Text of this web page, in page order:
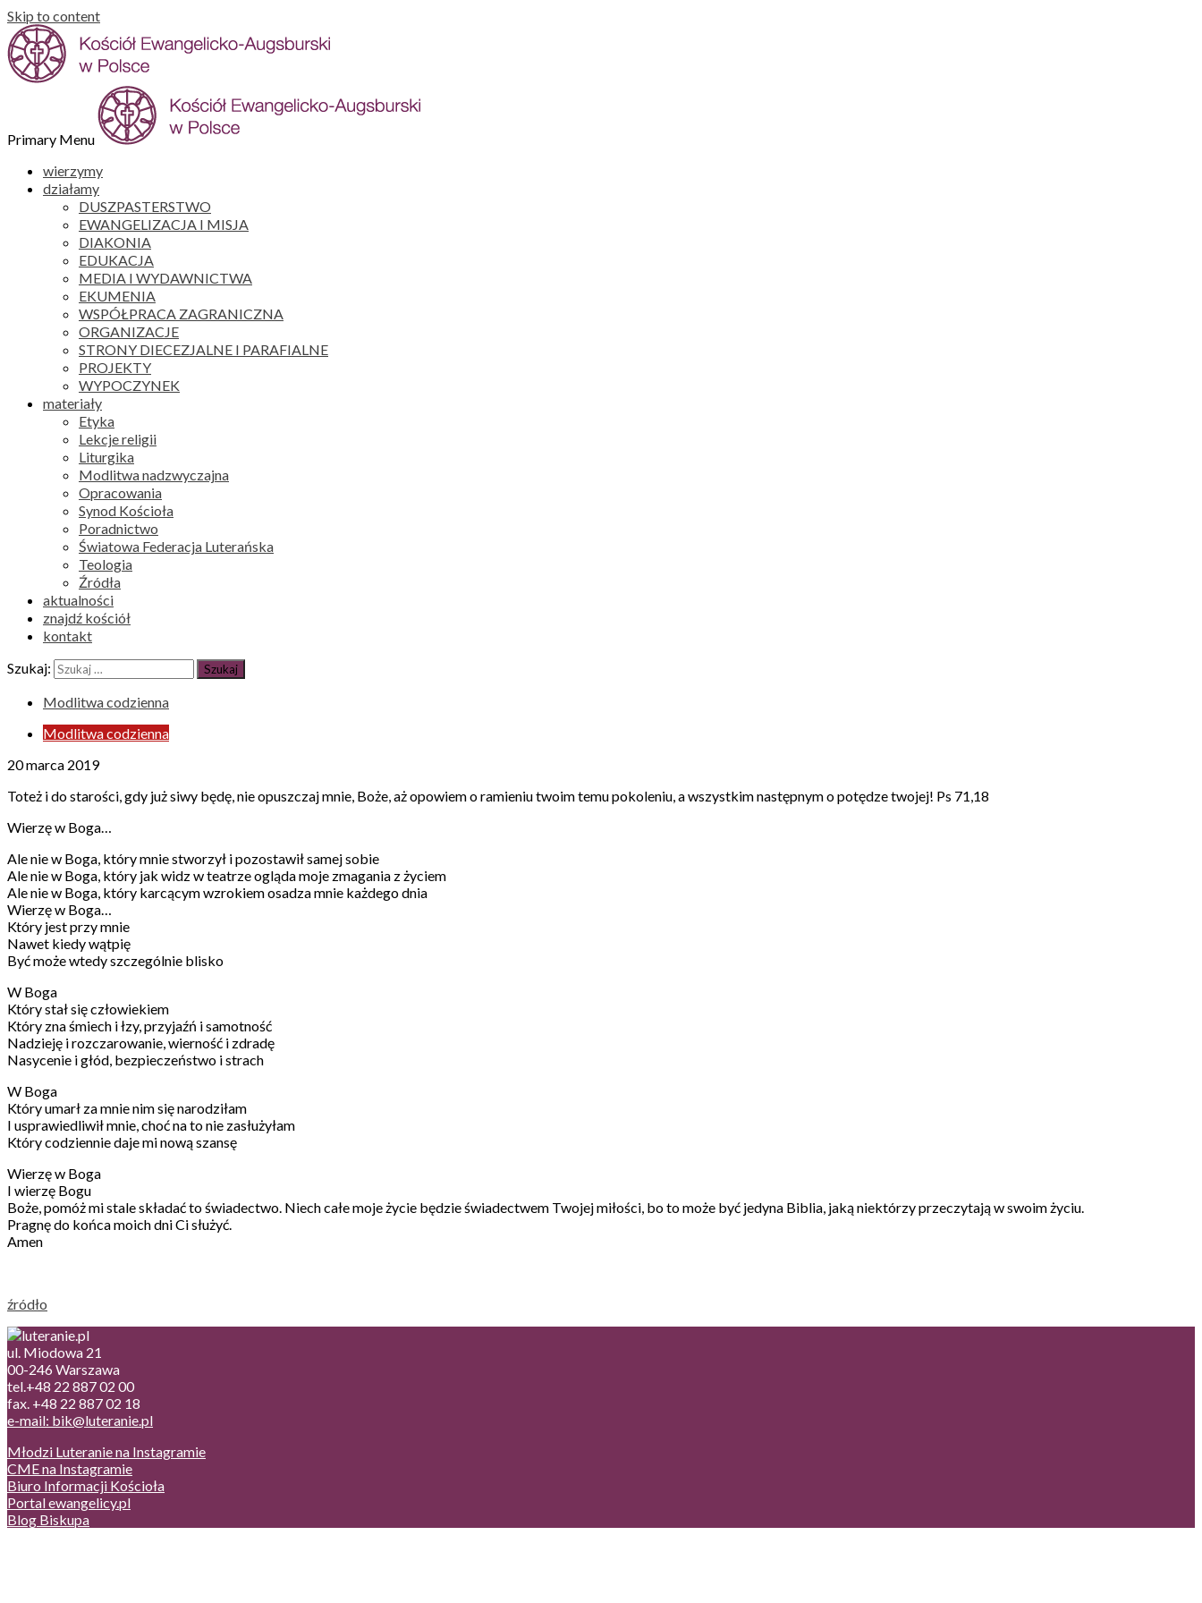
Skip to content
Primary Menu
wierzymy
działamy
DUSZPASTERSTWO
EWANGELIZACJA I MISJA
DIAKONIA
EDUKACJA
MEDIA I WYDAWNICTWA
EKUMENIA
WSPÓŁPRACA ZAGRANICZNA
ORGANIZACJE
STRONY DIECEZJALNE I PARAFIALNE
PROJEKTY
WYPOCZYNEK
materiały
Etyka
Lekcje religii
Liturgika
Modlitwa nadzwyczajna
Opracowania
Synod Kościoła
Poradnictwo
Światowa Federacja Luterańska
Teologia
Źródła
aktualności
znajdź kościół
kontakt
Szukaj:
Modlitwa codzienna
Modlitwa codzienna
20 marca 2019
Toteż i do starości, gdy już siwy będę, nie opuszczaj mnie, Boże, aż opowiem o ramieniu twoim temu pokoleniu, a wszystkim następnym o potędze twojej! Ps 71,18
Wierzę w Boga…
Ale nie w Boga, który mnie stworzył i pozostawił samej sobie
Ale nie w Boga, który jak widz w teatrze ogląda moje zmagania z życiem
Ale nie w Boga, który karcącym wzrokiem osadza mnie każdego dnia
Wierzę w Boga…
Który jest przy mnie
Nawet kiedy wątpię
Być może wtedy szczególnie blisko
W Boga
Który stał się człowiekiem
Który zna śmiech i łzy, przyjaźń i samotność
Nadzieję i rozczarowanie, wierność i zdradę
Nasycenie i głód, bezpieczeństwo i strach
W Boga
Który umarł za mnie nim się narodziłam
I usprawiedliwił mnie, choć na to nie zasłużyłam
Który codziennie daje mi nową szansę
Wierzę w Boga
I wierzę Bogu
Boże, pomóż mi stale składać to świadectwo. Niech całe moje życie będzie świadectwem Twojej miłości, bo to może być jedyna Biblia, jaką niektórzy przeczytają w swoim życiu.
Pragnę do końca moich dni Ci służyć.
Amen
źródło
ul. Miodowa 21
00-246 Warszawa
tel.+48 22 887 02 00
fax. +48 22 887 02 18
e-mail: bik@luteranie.pl
Młodzi Luteranie na Instagramie
CME na Instagramie
Biuro Informacji Kościoła
Portal ewangelicy.pl
Blog Biskupa